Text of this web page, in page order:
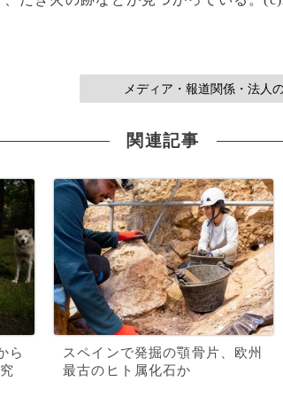
メディア・報道関係・法人
関連記事
ら
スペインで発掘の顎骨片、欧州
最古のヒト属化石か